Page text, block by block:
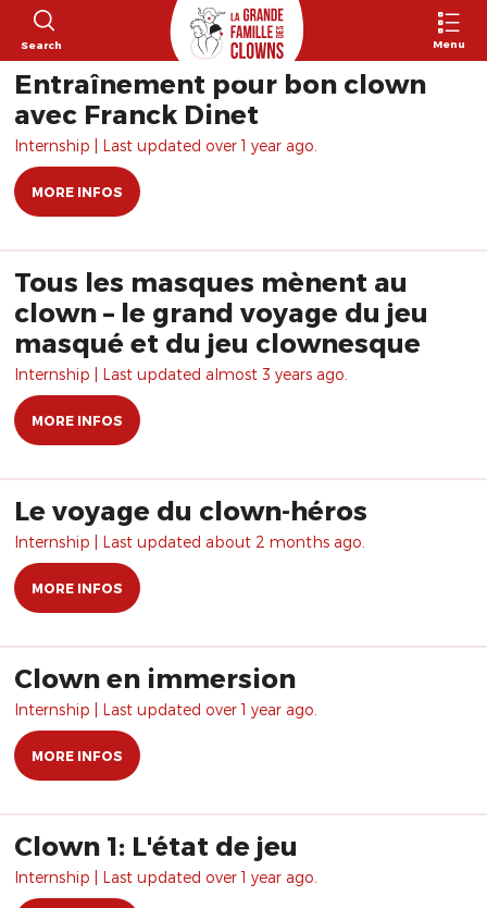
Search Menu
Entraînement pour bon clown
avec Franck Dinet
Internship | Last updated over 1 year ago.
MORE INFOS
Tous les masques mènent au
clown – le grand voyage du jeu
masqué et du jeu clownesque
Internship | Last updated almost 3 years ago.
MORE INFOS
Le voyage du clown-héros
Internship | Last updated about 2 months ago.
MORE INFOS
Clown en immersion
Internship | Last updated over 1 year ago.
MORE INFOS
Clown 1: L'état de jeu
Internship | Last updated over 1 year ago.